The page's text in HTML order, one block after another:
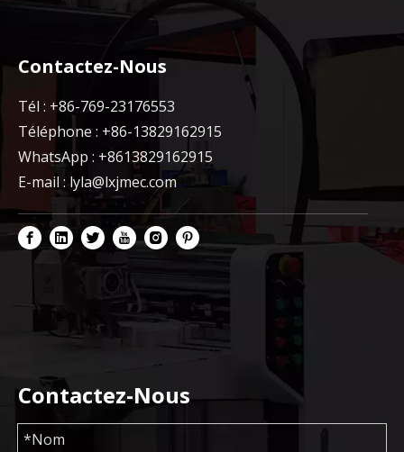
Contactez-Nous
Tél : +86-769-23176553
Téléphone : +86-13829162915
WhatsApp : +8613829162915
E-mail :lyla@lxjmec.com
Contactez-Nous